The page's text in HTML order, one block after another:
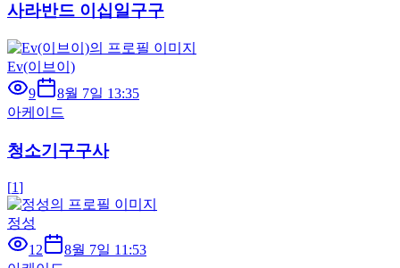
사라반드 이십일구구
Ev(이브이)
9
8월 7일 13:35
아케이드
청소기구구사
[1]
정성
12
8월 7일 11:53